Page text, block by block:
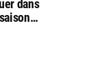
dans